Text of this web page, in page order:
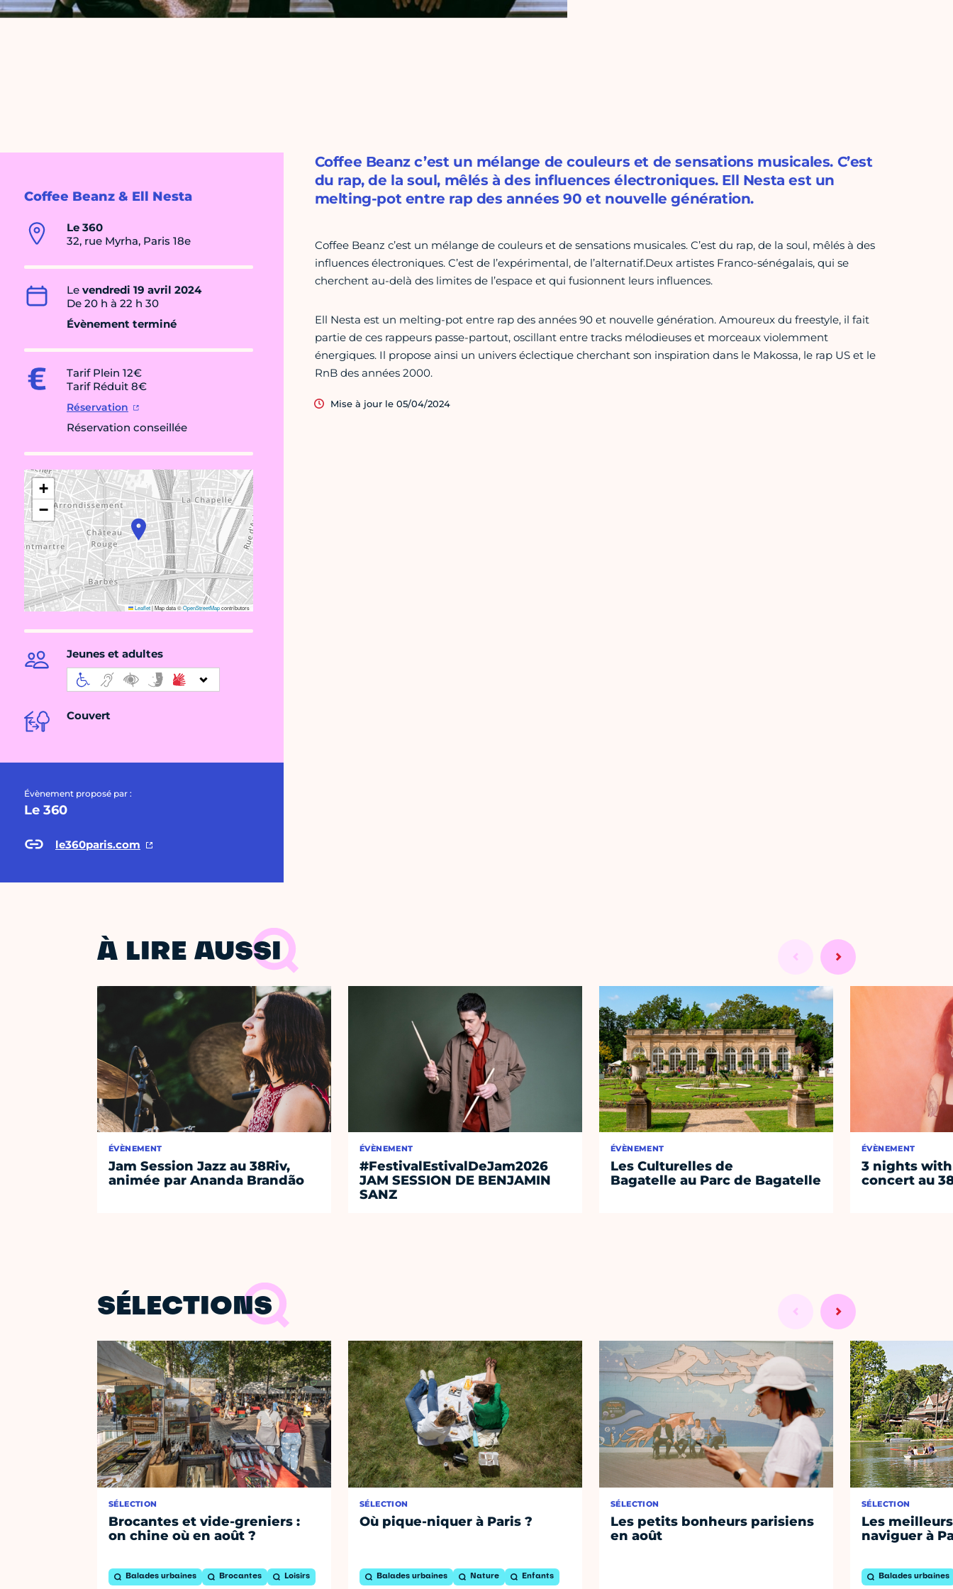
Coffee Beanz & Ell Nesta
Le 360
32, rue Myrha, Paris 18e
Le vendredi 19 avril 2024
De 20 h à 22 h 30
Évènement terminé
Tarif Plein 12€
Tarif Réduit 8€
Réservation
Réservation conseillée
+
−
Leaflet|Map data ©OpenStreetMapcontributors
Jeunes et adultes
Couvert
Évènement proposé par :
Le 360
le360paris.com
Coffee Beanz c’est un mélange de couleurs et de sensations musicales. C’est
du rap, de la soul, mêlés à des influences électroniques. Ell Nesta est un
melting-pot entre rap des années 90 et nouvelle génération.
Coffee Beanz c’est un mélange de couleurs et de sensations musicales. C’est du rap, de la soul, mêlés à des
influences électroniques. C’est de l’expérimental, de l’alternatif.Deux artistes Franco-sénégalais, qui se
cherchent au-delà des limites de l’espace et qui fusionnent leurs influences.
Ell Nesta est un melting-pot entre rap des années 90 et nouvelle génération. Amoureux du freestyle, il fait
partie de ces rappeurs passe-partout, oscillant entre tracks mélodieuses et morceaux violemment
énergiques. Il propose ainsi un univers éclectique cherchant son inspiration dans le Makossa, le rap US et le
RnB des années 2000.
Mise à jour le 05/04/2024
À LIRE AUSSI
ÉVÈNEMENT
Jam Session Jazz au 38Riv,
animée par Ananda Brandão
ÉVÈNEMENT
#FestivalEstivalDeJam2026
JAM SESSION DE BENJAMIN
SANZ
ÉVÈNEMENT
Les Culturelles de
Bagatelle au Parc de Bagatelle
ÉVÈNEMENT
3 nights with
concert au
SÉLECTIONS
SÉLECTION
Brocantes et vide-greniers :
on chine où en août ?
Balades urbaines Brocantes Loisirs
SÉLECTION
Où pique-niquer à Paris ?
Balades urbaines Nature Enfants
SÉLECTION
Les petits bonheurs parisiens
en août
SÉLECTION
Les
naviguer à
Balades urbaines